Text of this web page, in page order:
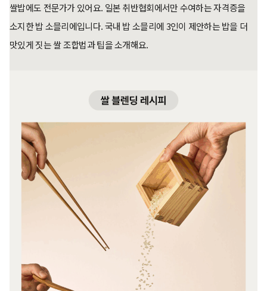
쌀밥에도 전문가가 있어요. 일본 취반협회에서만 수여하는 자격증을
소지한 밥 소믈리에입니다. 국내 밥 소믈리에 3인이 제안하는 밥을 더
맛있게 짓는 쌀 조합법과 팁을 소개해요.